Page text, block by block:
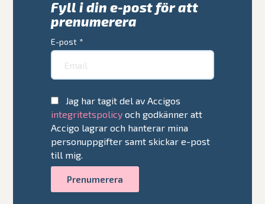
Fyll i din e-post för att
prenumerera
E-post *
Jag har tagit del av Accigos
integritetspolicy och godkänner att
Accigo lagrar och hanterar mina
personuppgifter samt skickar e-post
till mig.